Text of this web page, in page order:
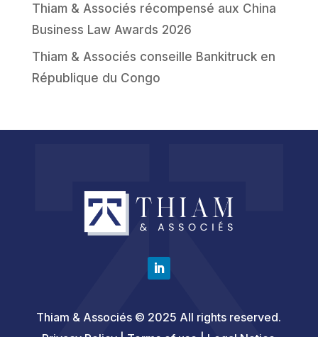
Thiam & Associés récompensé aux China
Business Law Awards 2026
Thiam & Associés conseille Bankitruck en
République du Congo
Thiam & Associés © 2025 All rights reserved.